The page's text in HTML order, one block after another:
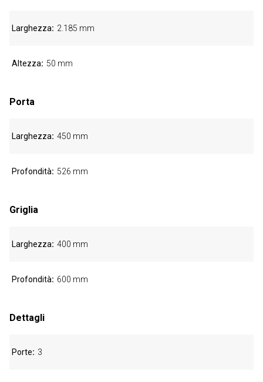
Larghezza 2.185 mm
Altezza 50 mm
Porta
Larghezza 450 mm
Profondità 526 mm
Griglia
Larghezza 400 mm
Profondità 600 mm
Dettagli
Porte 3